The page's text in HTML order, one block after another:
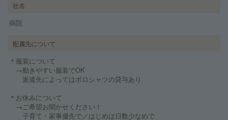
社名
病院
配属先について
＊服装について
→動きやすい服装でOK
派遣先によってはポロシャツの貸与あり
＊お休みについて
→ご希望お聞かせください！
子育て・家事優先で／はじめは日数少なめで